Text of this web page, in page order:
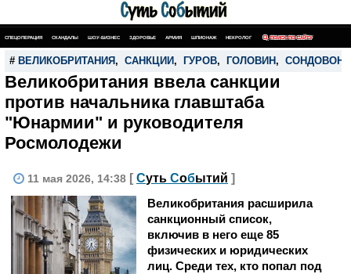
СПЕЦОПЕРАЦИЯ СКАНДАЛЫ ШОУ-БИЗНЕС ЗДОРОВЬЕ АРМИЯ ШПИОНАЖ НЕКРОЛОГ ПОИСК ПО САЙТУ
# ВЕЛИКОБРИТАНИЯ , САНКЦИИ , ГУРОВ, ГОЛОВИН , СОНДОВОН
Великобритания ввела санкции
против начальника главштаба
"Юнармии" и руководителя
Росмолодежи
11 мая 2026, 14:38 [ Суть Событий ]
Великобритания расширила
санкционный список,
включив в него еще 85
физических и юридических
лиц. Среди тех, кто попал под